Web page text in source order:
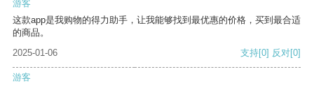
游客
这款app是我购物的得力助手，让我能够找到最优惠的价格，买到最合适
的商品。
2025-01-06
支持[0] 反对[0]
游客